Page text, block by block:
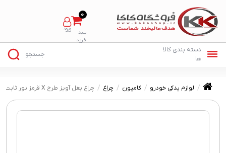
0
لوازم یدکی خودرو کامیون چراغ چراغ بغل آویز طرح X قرمز نور ثابت و فلشر luxi M luc49